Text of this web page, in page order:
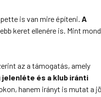
is van mire építeni. A
keret ellenére is. Mint
az a támogatás, amely
és a klub iránti
hanem irányt is mutat a